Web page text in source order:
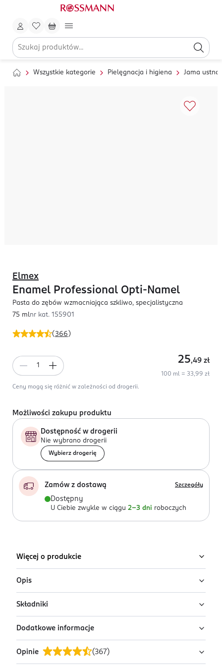
Wszystkie kategorie Pielęgnacja i higiena Jama ustna
(366 )
Elmex
Enamel Professional Opti-Namel
Pasta do zębów wzmacniająca szkliwo, specjalistyczna
75 mlnr kat. 155901
25,49 zł
100 ml = 33,99 zł
Ceny mogą się różnić w zależności od drogerii.
Możliwości zakupu produktu
Dostępność w drogerii
Nie wybrano drogerii
Wybierz drogerię
Zamów z dostawą Szczegóły
Dostępny
U Ciebie zwykle w ciągu 2-3 dni roboczych
Więcej o produkcie
Opis
Pasta do zębów elmex Professional Opti-Namel
uszczelnia szkliwo, aby zmniejszać utratę przez nie
minerałów i chroni wrażliwe zęby.
Jej formuła zawiera starannie dobrane składniki i
działa w oparciu o technologię Micro Sealing, która
Składniki
Aqua, Glycerin, Hydrated Silica, Sorbitol,
Oleaminopropylamineth-3 HCl, Hydroxyethylcellulose,
Aroma, Cocamidopropyl Betaine, Chitosan, Sodium
Dodatkowe informacje
PRZYGOTOWANIE I STOSOWANIE
Opinie (367 )